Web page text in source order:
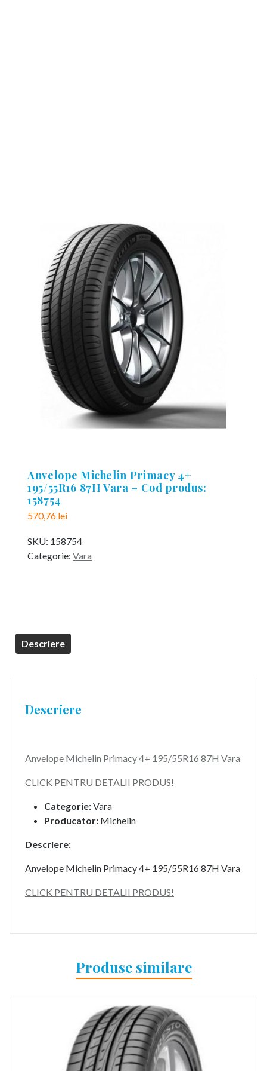
Anvelope Michelin Primacy 4+
195/55R16 87H Vara – Cod produs:
158754
570,76 lei
SKU: 158754
Categorie: Vara
Descriere
Descriere
Anvelope Michelin Primacy 4+ 195/55R16 87H Vara
CLICK PENTRU DETALII PRODUS!
Categorie:Vara
Producator: Michelin
Descriere:
Anvelope Michelin Primacy 4+ 195/55R16 87H Vara
CLICK PENTRU DETALII PRODUS!
Produse similare